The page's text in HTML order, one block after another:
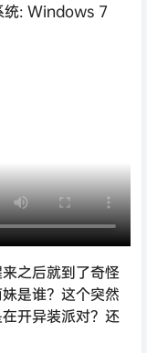
统: Windows 7
之后就到了奇怪
是谁？这个突然
开异装派对？还